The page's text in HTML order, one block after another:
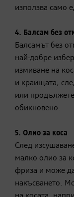
използва само
4. Балсам без
Балсамът без
най-добре
измиване на
и краищата,
или продължете
обикновено.
5. Олио за коса
След
малко олио за
фриза и може
накъсването.